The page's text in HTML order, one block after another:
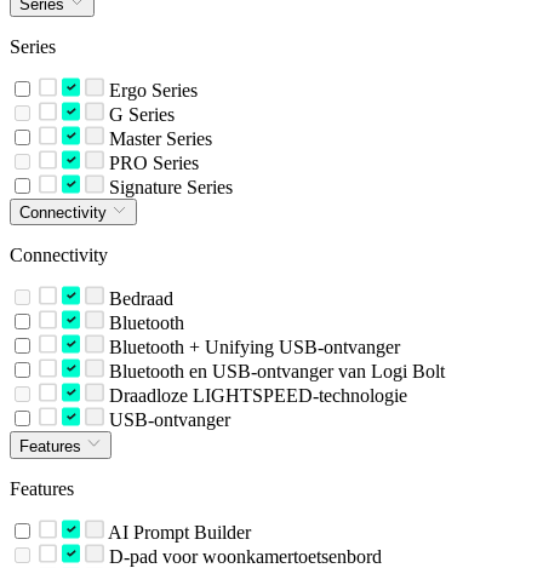
Series
Series
Ergo Series
G Series
Master Series
PRO Series
Signature Series
Connectivity
Connectivity
Bedraad
Bluetooth
Bluetooth + Unifying USB-ontvanger
Bluetooth en USB-ontvanger van Logi Bolt
Draadloze LIGHTSPEED-technologie
USB-ontvanger
Features
Features
AI Prompt Builder
D-pad voor woonkamertoetsenbord